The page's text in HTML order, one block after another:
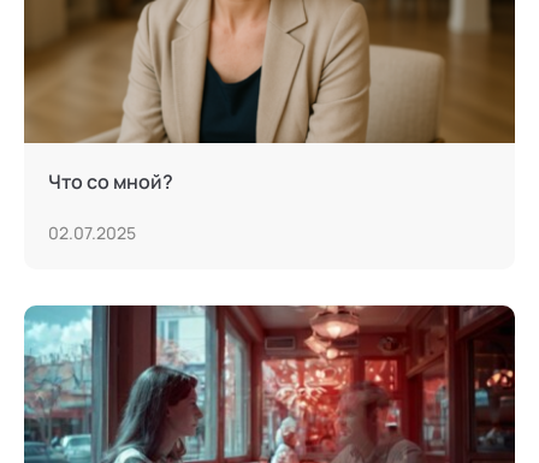
Что со мной?
02.07.2025